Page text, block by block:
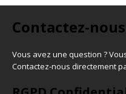
Contactez-nous
Vous avez une question ?
Contactez-nous directement